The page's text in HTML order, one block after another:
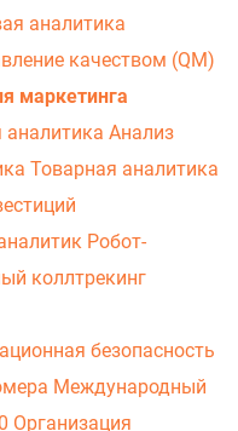
аналитика
качеством (QM)
маркетинга
Анализ
Товарная аналитика
Робот-
коллтрекинг
безопасность
Международный
Организация